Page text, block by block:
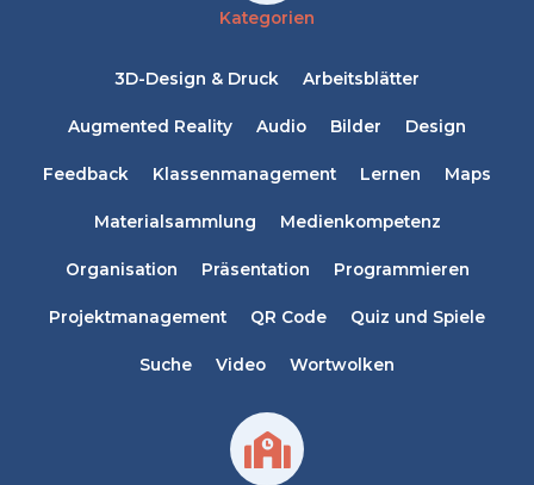
Kategorien
3D-Design & Druck Arbeitsblätter
Augmented Reality Audio Bilder Design
Feedback Klassenmanagement Lernen Maps
Materialsammlung Medienkompetenz
Organisation Präsentation Programmieren
Projektmanagement QR Code Quiz und Spiele
Suche Video Wortwolken